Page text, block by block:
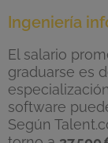
Ingeniería
El salario
graduarse es
software
Según